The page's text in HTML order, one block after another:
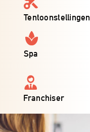
Tentoonstellingen
Spa
Franchiser